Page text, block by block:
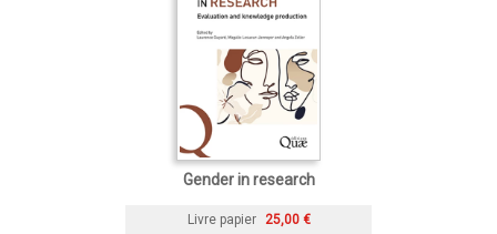
Gender in research
Livre papier 25,00 €